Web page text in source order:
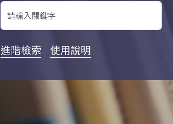
進階檢索 使用說明